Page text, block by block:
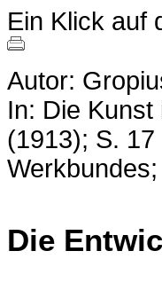
Ein Klick auf
Autor:
In: Die
(1913); S.
Die